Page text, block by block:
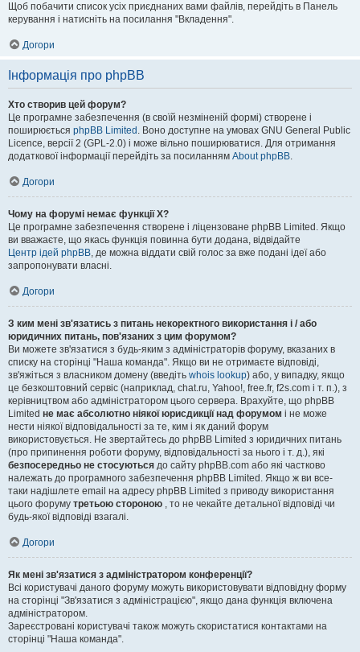
Щоб побачити список усіх приєднаних вами файлів, перейдіть в Панель
керування і натисніть на посилання "Вкладення".
Догори
Інформація про phpBB
Хто створив цей форум?
Це програмне забезпечення (в своїй незміненій формі) створене і
поширюється phpBB Limited . Воно доступне на умовах GNU General Public
Licence, версії 2 (GPL-2.0) і може вільно поширюватися. Для отримання
додаткової інформації перейдіть за посиланням About phpBB.
Догори
Чому на форумі немає функції X?
Це програмне забезпечення створене і ліцензоване phpBB Limited. Якщо
ви вважаєте, що якась функція повинна бути додана, відвідайте
Центр ідей phpBB, де можна віддати свій голос за вже подані ідеї або
запропонувати власні.
Догори
З ким мені зв'язатись з питань некоректного використання і / або
юридичних питань, пов'язаних з цим форумом?
Ви можете зв'язатися з будь-яким з адміністраторів форуму, вказаних в
списку на сторінці "Наша команда". Якщо ви не отримаєте відповіді,
зв'яжіться з власником домену (введіть whois lookup) або, у випадку, якщо
це безкоштовний сервіс (наприклад, chat.ru, Yahoo!, free.fr, f2s.com і т. п.), з
керівництвом або адміністратором цього сервера. Врахуйте, що phpBB
Limited не має абсолютно ніякої юрисдикції над форумом і не може
нести ніякої відповідальності за те, ким і як даний форум
використовується. Не звертайтесь до phpBB Limited з юридичних питань
(про припинення роботи форуму, відповідальності за нього і т. д.), які
безпосередньо не стосуються до сайту phpBB.com або які частково
належать до програмного забезпечення phpBB Limited. Якщо ж ви все-
таки надішлете email на адресу phpBB Limited з приводу використання
цього форуму третьою стороною , то не чекайте детальної відповіді чи
будь-якої відповіді взагалі.
Догори
Як мені зв'язатися з адміністратором конференції?
Всі користувачі даного форуму можуть використовувати відповідну форму
на сторінці "Зв'язатися з адміністрацією", якщо дана функція включена
адміністратором.
Зареєстровані користувачі також можуть скористатися контактами на
сторінці "Наша команда".